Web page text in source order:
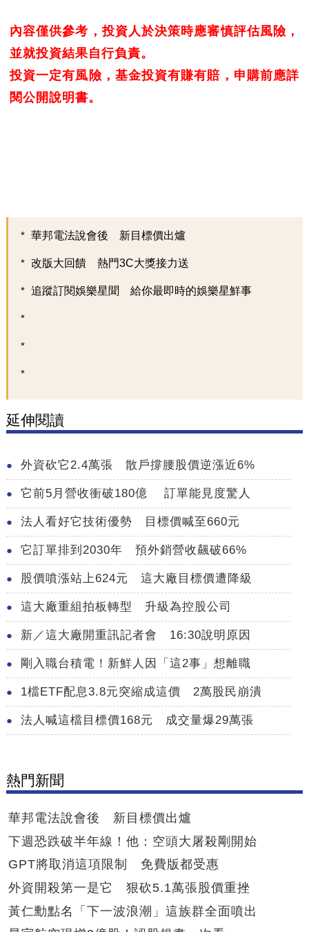
內容僅供參考，投資人於決策時應審慎評估風險，
並就投資結果自行負責。
投資一定有風險，基金投資有賺有賠，申購前應詳
閱公開說明書。
華邦電法說會後 新目標價出爐
改版大回饋 熱門3C大獎接力送
追蹤訂閱娛樂星聞 給你最即時的娛樂星鮮事
延伸閱讀
外資砍它2.4萬張 散戶撐腰股價逆漲近6%
它前5月營收衝破180億 訂單能見度驚人
法人看好它技術優勢 目標價喊至660元
它訂單排到2030年 預外銷營收飆破66%
股價噴漲站上624元 這大廠目標價遭降級
這大廠重組拍板轉型 升級為控股公司
新／這大廠開重訊記者會 16:30說明原因
剛入職台積電！新鮮人因「這2事」想離職
1檔ETF配息3.8元突縮成這價 2萬股民崩潰
法人喊這檔目標價168元 成交量爆29萬張
熱門新聞
華邦電法說會後 新目標價出爐
下週恐跌破半年線！他：空頭大屠殺剛開始
GPT將取消這項限制 免費版都受惠
外資開殺第一是它 狠砍5.1萬張股價重挫
黃仁勳點名「下一波浪潮」這族群全面噴出